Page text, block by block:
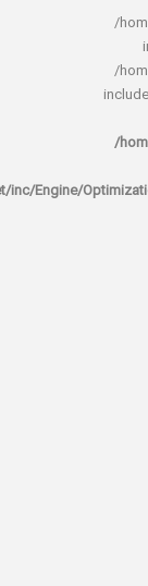
rocket/inc/